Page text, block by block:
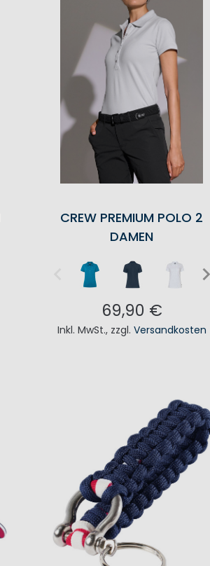
CREW PREMIUM POLO 2
DAMEN
69,90 €
Inkl. MwSt., zzgl. Versandkosten